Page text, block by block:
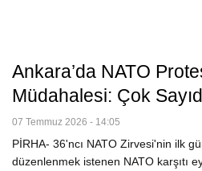
Ankara’da NATO
Müdahalesi: Çok
07 Temmuz 2026 - 14:05
PİRHA- 36'ncı NATO Zirvesi'nin ilk
düzenlenmek istenen NATO karşıtı